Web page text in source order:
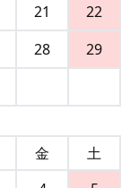
21
22
28
29
金
土